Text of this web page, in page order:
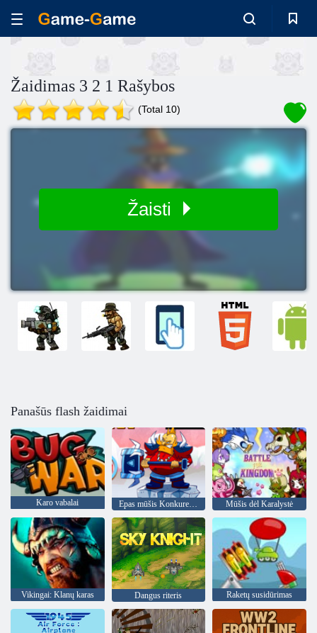
Žaidimas 3 2 1 Rašybos
(Total 10)
Žaisti
Panašūs flash žaidimai
Karo vabalai Epas mūšis Konkurentai Mūšis dėl Karalystė
Vikingai: Klanų karas Dangus riteris Raketų susidūrimas